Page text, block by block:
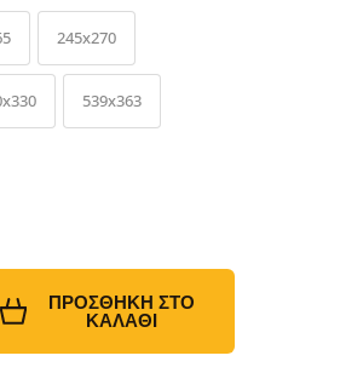
245x270
539x363
ΠΡΟΣΘΉΚΗ ΣΤΟ
ΚΑΛΆΘΙ